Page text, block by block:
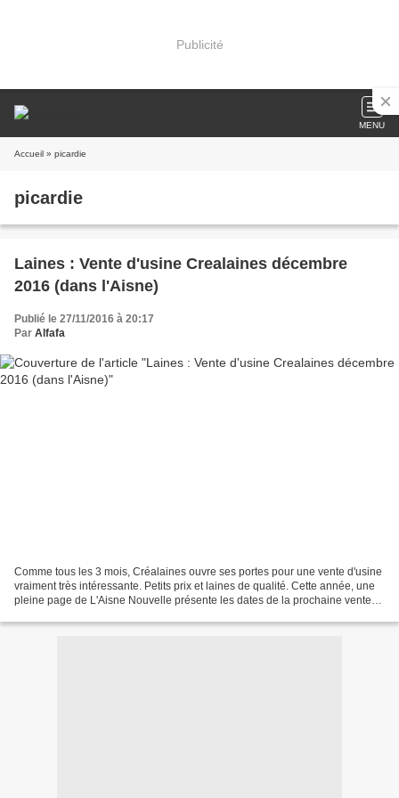
Publicité
MENU
Accueil » picardie
picardie
Laines : Vente d'usine Crealaines décembre
2016 (dans l'Aisne)
Publié le 27/11/2016 à 20:17
Par Alfafa
Comme tous les 3 mois, Créalaines ouvre ses portes pour une vente d'usine
vraiment très intéressante. Petits prix et laines de qualité. Cette année, une
pleine page de L'Aisne Nouvelle présente les dates de la prochaine vente